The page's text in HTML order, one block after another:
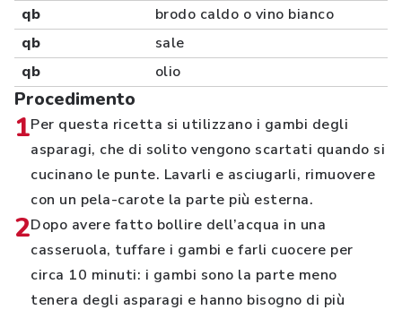
qb
brodo caldo o vino bianco
qb
sale
qb
olio
Procedimento
1Per questa ricetta si utilizzano i gambi degli
asparagi, che di solito vengono scartati quando si
cucinano le punte. Lavarli e asciugarli, rimuovere
con un pela-carote la parte più esterna.
2Dopo avere fatto bollire dell’acqua in una
casseruola, tuffare i gambi e farli cuocere per
circa 10 minuti: i gambi sono la parte meno
tenera degli asparagi e hanno bisogno di più